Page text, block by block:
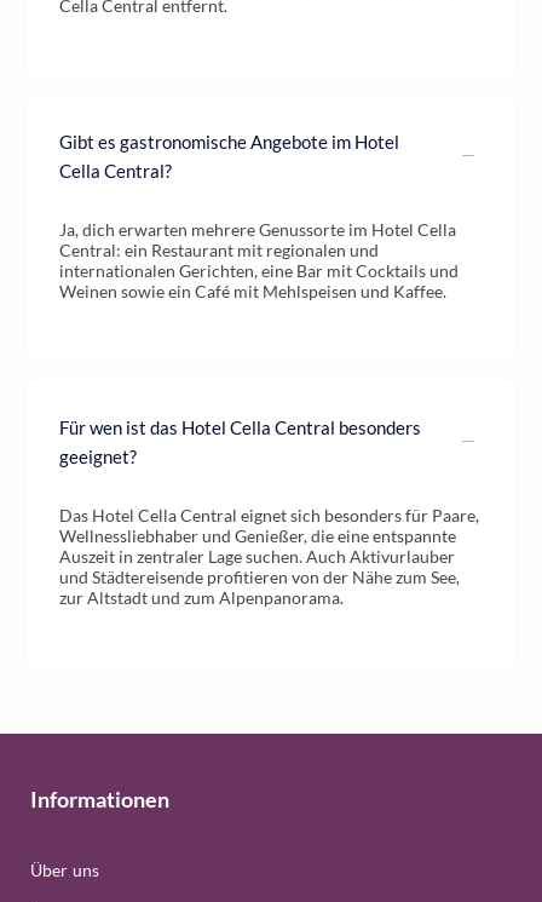
Cella Central entfernt.
Gibt es gastronomische Angebote im Hotel
Cella Central?
Ja, dich erwarten mehrere Genussorte im Hotel Cella
Central: ein Restaurant mit regionalen und
internationalen Gerichten, eine Bar mit Cocktails und
Weinen sowie ein Café mit Mehlspeisen und Kaffee.
Für wen ist das Hotel Cella Central besonders
geeignet?
Das Hotel Cella Central eignet sich besonders für Paare,
Wellnessliebhaber und Genießer, die eine entspannte
Auszeit in zentraler Lage suchen. Auch Aktivurlauber
und Städtereisende profitieren von der Nähe zum See,
zur Altstadt und zum Alpenpanorama.
Informationen
Über uns